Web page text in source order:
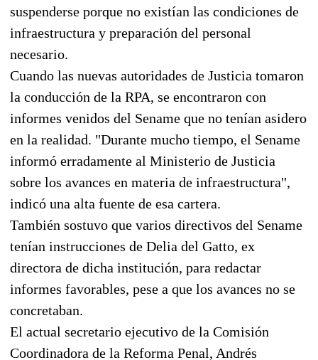
suspenderse porque no existían las condiciones de
infraestructura y preparación del personal
necesario.
Cuando las nuevas autoridades de Justicia tomaron
la conducción de la RPA, se encontraron con
informes venidos del Sename que no tenían asidero
en la realidad. "Durante mucho tiempo, el Sename
informó erradamente al Ministerio de Justicia
sobre los avances en materia de infraestructura",
indicó una alta fuente de esa cartera.
También sostuvo que varios directivos del Sename
tenían instrucciones de Delia del Gatto, ex
directora de dicha institución, para redactar
informes favorables, pese a que los avances no se
concretaban.
El actual secretario ejecutivo de la Comisión
Coordinadora de la Reforma Penal, Andrés